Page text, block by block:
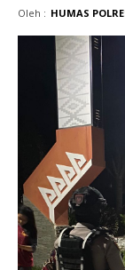
Oleh : HUMAS